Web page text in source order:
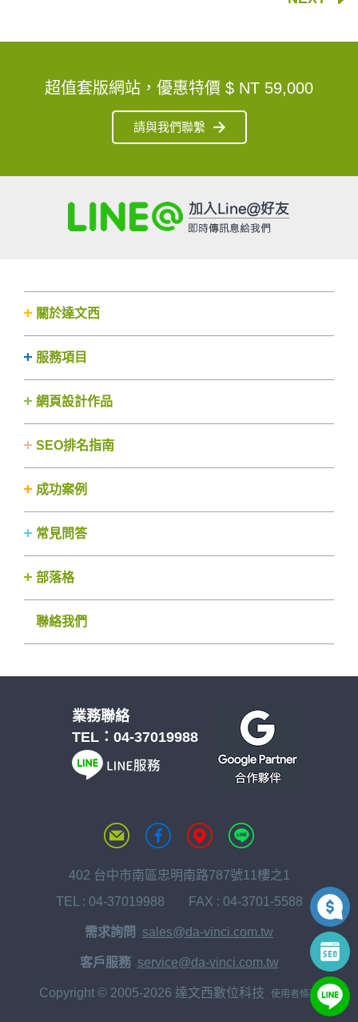
超值套版網站，優惠特價 $ NT 59,000
請與我們聯繫
關於達文西
服務項目
網頁設計作品
SEO排名指南
成功案例
常見問答
部落格
聯絡我們
業務聯絡
TEL： 04-37019988
402 台中市南區忠明南路787號11樓之1
TEL : 04-37019988 FAX : 04-3701-5588
需求詢問 sales@da-vinci.com.tw
客戶服務 service@da-vinci.com.tw
Copyright © 2005-2026 達文西數位科技 使用者條款